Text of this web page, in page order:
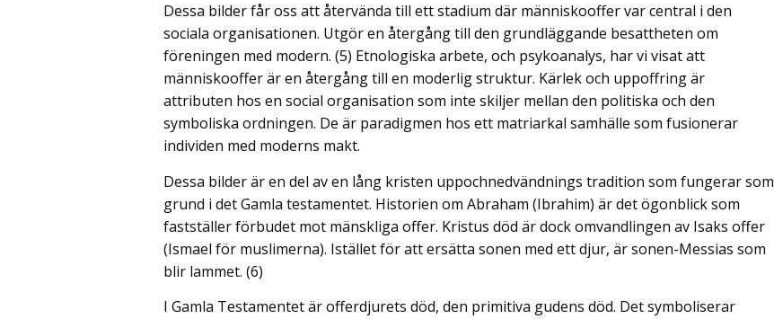
Dessa bilder får oss att återvända till ett stadium där människooffer var central i den
sociala organisationen. Utgör en återgång till den grundläggande besattheten om
föreningen med modern. (5) Etnologiska arbete, och psykoanalys, har vi visat att
människooffer är en återgång till en moderlig struktur. Kärlek och uppoffring är
attributen hos en social organisation som inte skiljer mellan den politiska och den
symboliska ordningen. De är paradigmen hos ett matriarkal samhälle som fusionerar
individen med moderns makt.
Dessa bilder är en del av en lång kristen uppochnedvändnings tradition som fungerar som
grund i det Gamla testamentet. Historien om Abraham (Ibrahim) är det ögonblick som
fastställer förbudet mot mänskliga offer. Kristus död är dock omvandlingen av Isaks offer
(Ismael för muslimerna). Istället för att ersätta sonen med ett djur, är sonen-Messias som
blir lammet. (6)
I Gamla Testamentet är offerdjurets död, den primitiva gudens död. Det symboliserar